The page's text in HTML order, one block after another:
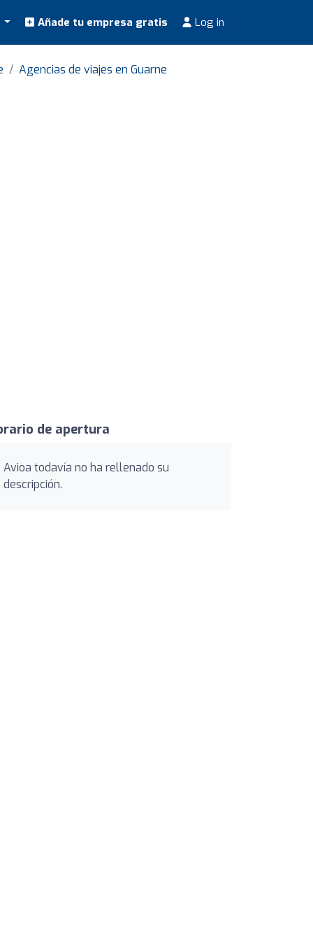
Añade tu empresa gratis Log in
Agencias de viajes en Guarne
de apertura
Avioa todavía no ha rellenado su
descripción.